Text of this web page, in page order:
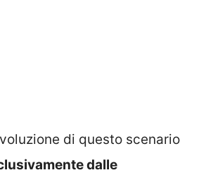
di questo scenario
dalle